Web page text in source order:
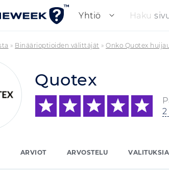
Yhtiö Haku
» Binäärioptioiden välittäjät » Onko Quotex
Quotex
ARVIOT ARVOSTELU VALITUKSIA